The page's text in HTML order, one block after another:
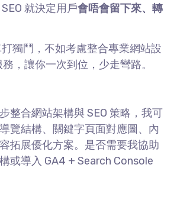
SEO就決定用戶會唔會留下來、轉
獨鬥，不如考慮整合專業網站設
，讓你一次到位，少走彎路。
整合網站架構與 SEO 策略，我可
覽結構、關鍵字頁面對應圖、內
拓展優化方案。是否需要我協助
或導入 GA4 + Search Console